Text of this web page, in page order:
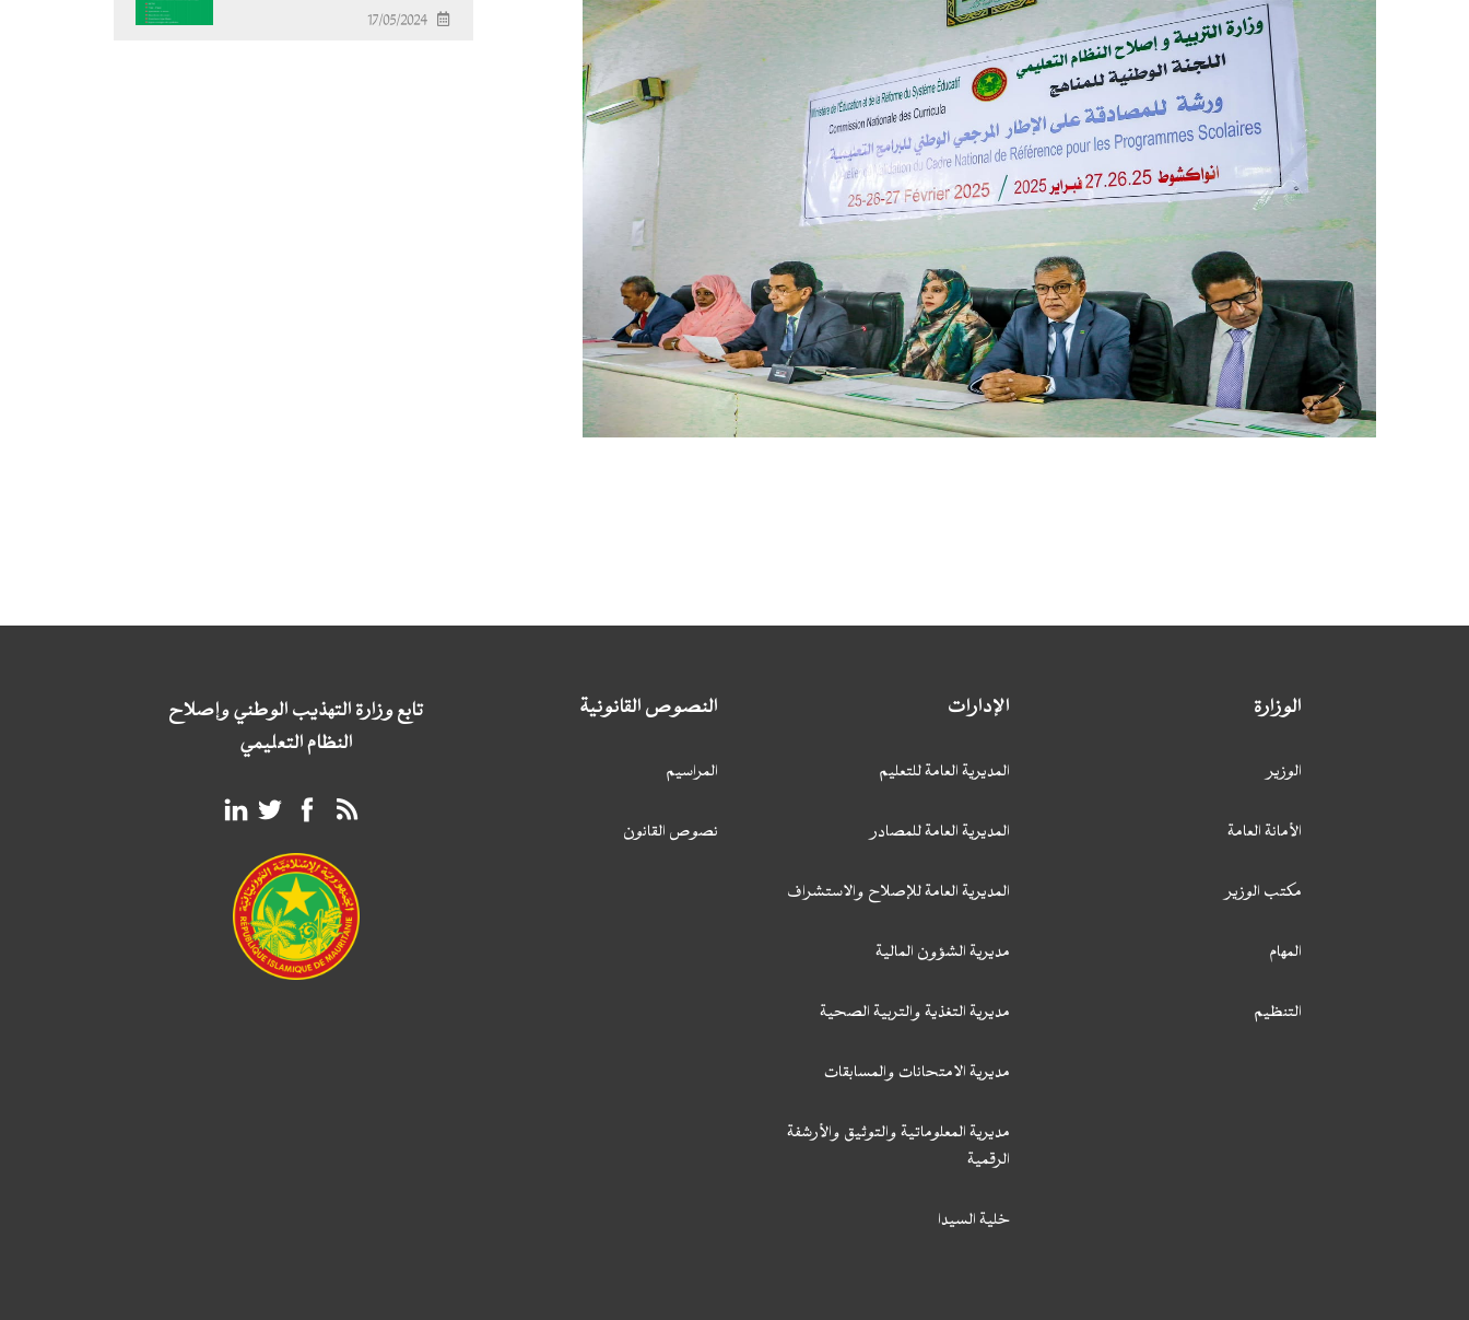
17/05/2024
تابع وزارة التهذيب الوطني وإصلاح
النظام التعليمي
النصوص القانونية
المراسيم
نصوص القانون
الإدارات
المديرية العامة للتعليم
المديرية العامة للمصادر
المديرية العامة للإصلاح والاستشراف
مديرية الشؤون المالية
مديرية التغذية والتربية الصحية
مديرية الامتحانات والمسابقات
مديرية المعلوماتية والتوثيق والأرشفة
الرقمية
خلية السيدا
الوزارة
الوزير
الأمانة العامة
مكتب الوزير
المهام
التنظيم